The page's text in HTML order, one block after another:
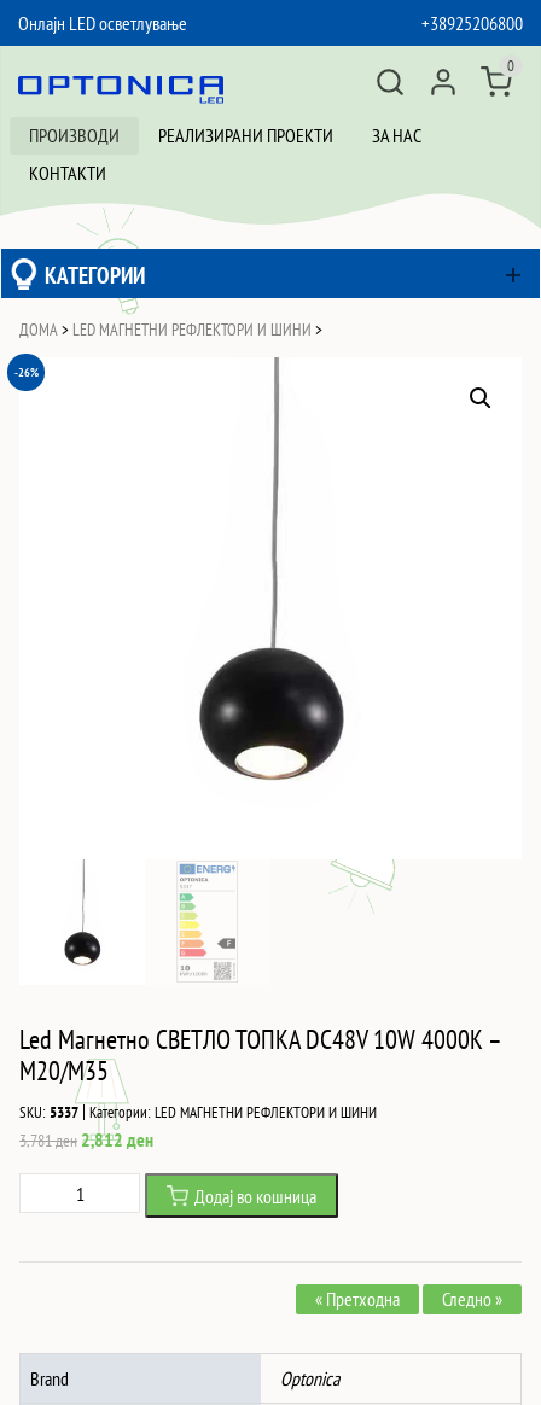
Онлајн LED осветлување
+38925206800
ПРОИЗВОДИ РЕАЛИЗИРАНИ ПРОЕКТИ
ЗА НАС
КОНТАКТИ
0
КАТЕГОРИИ
ДОМА > LED МАГНЕТНИ РЕФЛЕКТОРИ И ШИНИ >
-26%
Led Магнетно СВЕТЛО ТОПКА DC48V 10W 4000K –
M20/M35
SKU:5337|Категории:LED МАГНЕТНИ РЕФЛЕКТОРИ И ШИНИ
3,781ден Original
was:
3,781 ден.
2,812 денCurrent
price
2,812 ден.
Магнетно
4000K
Додај во кошница
« Претходна Следно »
Brand Optonica